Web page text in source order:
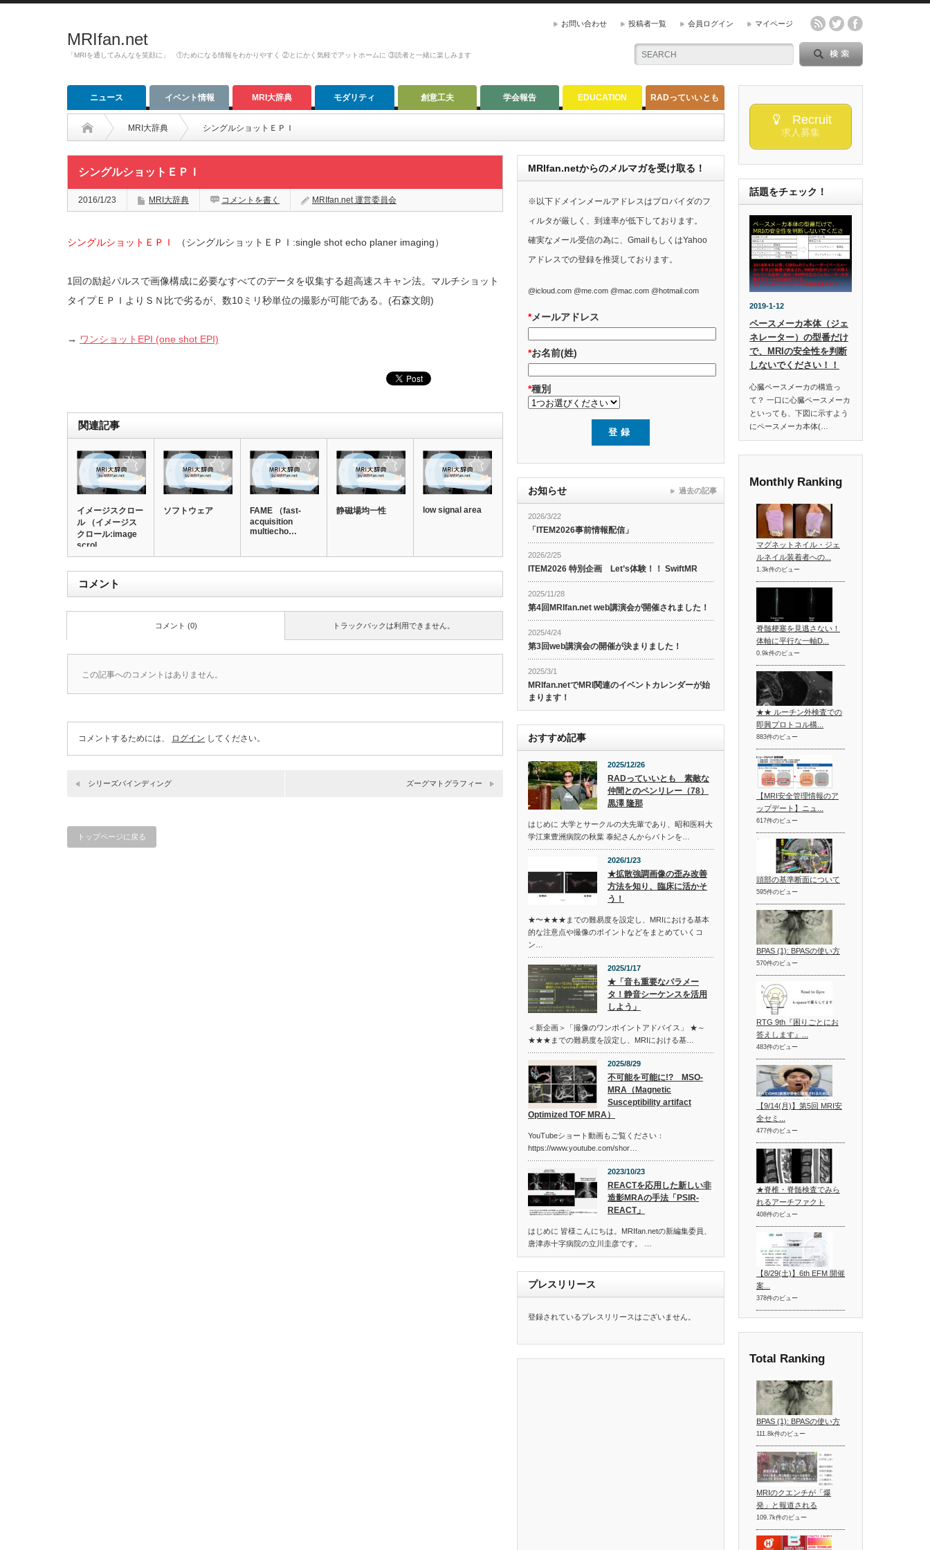
MRIfan.net
「MRIを通してみんなを笑顔に」 ①ためになる情報をわかりやすく ②とにかく気軽でアットホームに ③読者と一緒に楽しみます
お問い合わせ 投稿者一覧 会員ログイン マイページ
ニュース イベント情報 MRI大辞典 モダリティ 創意工夫 学会報告 EDUCATION RADっていいとも
MRI大辞典 シングルショットＥＰＩ
シングルショットＥＰＩ
2016/1/23 MRI大辞典 コメントを書く MRIfan.net 運営委員会
シングルショットＥＰＩ （シングルショットＥＰＩ:single shot echo planer imaging）
1回の励起パルスで画像構成に必要なすべてのデータを収集する超高速スキャン法。マルチショット
タイプＥＰＩよりＳＮ比で劣るが、数10ミリ秒単位の撮影が可能である。(石森文朗)
→ ワンショットEPI (one shot EPI)
関連記事
イメージスクロー
ル （イメージス
クロール:image
scrol…
ソフトウェア
FAME （fast-
acquisition
multiecho…
静磁場均一性 low signal area
コメント
トラックバックは利用できません。
コメント (0)
この記事へのコメントはありません。
コメントするためには、 ログイン してください。
シリーズバインディング ズーグマトグラフィー
トップページに戻る
MRIfan.netからのメルマガを受け取る！
※以下ドメインメールアドレスはプロバイダのフ
ィルタが厳しく、到達率が低下しております。
確実なメール受信の為に、GmailもしくはYahoo
アドレスでの登録を推奨しております。
@icloud.com @me.com @mac.com @hotmail.com
*メールアドレス
*お名前(姓)
*種別
お知らせ
2026/3/22
「ITEM2026事前情報配信」
2026/2/25
ITEM2026 特別企画 Let’s体験！！ SwiftMR
2025/11/28
第4回MRIfan.net web講演会が開催されました！
2025/4/24
第3回web講演会の開催が決まりました！
2025/3/1
MRIfan.netでMRI関連のイベントカレンダーが始
まります！
過去の記事
おすすめ記事
2025/12/26
RADっていいとも 素敵な
仲間とのペンリレー（78）
黒澤 隆那
はじめに 大学とサークルの大先輩であり、昭和医科大
学江東豊洲病院の秋葉 泰紀さんからバトンを…
2026/1/23
★拡散強調画像の歪み改善
方法を知り、臨床に活かそ
う！
★〜★★★までの難易度を設定し、MRIにおける基本
的な注意点や撮像のポイントなどをまとめていくコ
ン…
2025/1/17
★「音も重要なパラメー
タ！静音シーケンスを活用
しよう」
＜新企画＞「撮像のワンポイントアドバイス」 ★～
★★★までの難易度を設定し、MRIにおける基…
2025/8/29
不可能を可能に!? MSO-
MRA（Magnetic
Susceptibility artifact
Optimized TOF MRA）
YouTubeショート動画もご覧ください：
https://www.youtube.com/shor…
2023/10/23
REACTを応用した新しい非
造影MRAの手法「PSIR-
REACT」
はじめに 皆様こんにちは。MRIfan.netの新編集委員、
唐津赤十字病院の立川圭彦です。 …
プレスリリース
登録されているプレスリリースはございません。
Recruit
求人募集
話題をチェック！
2019-1-12
ペースメーカ本体（ジェ
ネレーター）の型番だけ
で、MRIの安全性を判断
しないでください！！
心臓ペースメーカの構造っ
て？ 一口に心臓ペースメーカ
といっても、下図に示すよう
にペースメーカ本体(…
Monthly Ranking
マグネットネイル・ジェ
ルネイル装着者への...
1.3k件のビュー
脊髄梗塞を見逃さない！
体軸に平行な一軸D...
0.9k件のビュー
★★ ルーチン外検査での
即興プロトコル構...
883件のビュー
【MRI安全管理情報のア
ップデート】ニュ...
617件のビュー
頭部の基準断面について
595件のビュー
BPAS (1): BPASの使い方
570件のビュー
RTG 9th『困りごとにお
答えします』...
483件のビュー
【9/14(月)】第5回 MRI安
全セミ...
477件のビュー
★脊椎・脊髄検査でみら
れるアーチファクト
408件のビュー
【8/29(土)】6th EFM 開催
案...
378件のビュー
Total Ranking
BPAS (1): BPASの使い方
111.8k件のビュー
MRIのクエンチが「爆
発」と報道される
109.7k件のビュー